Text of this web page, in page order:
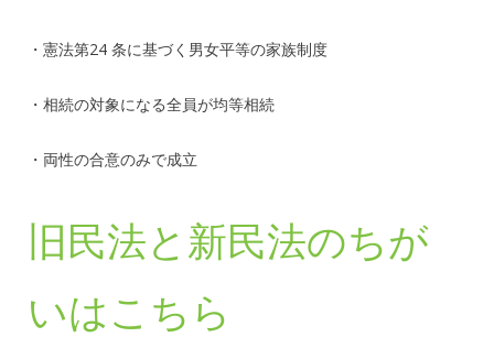
・憲法第24 条に基づく男女平等の家族制度
・相続の対象になる全員が均等相続
・両性の合意のみで成立
旧民法と新民法のちが
いはこちら